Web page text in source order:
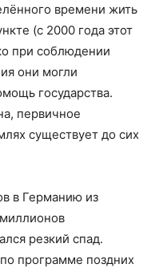
времени жить
(с 2000 года этот
при соблюдении
они могли
государства.
первичное
существует до сих
в Германию из
резкий спад.
программе поздних